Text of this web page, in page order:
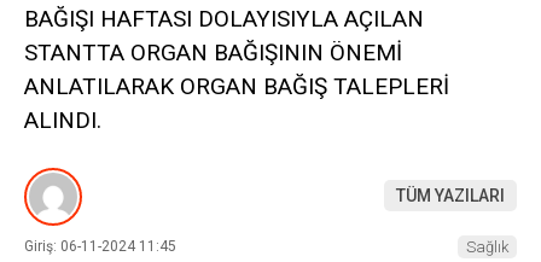
BAĞIŞI HAFTASI DOLAYISIYLA AÇILAN
STANTTA ORGAN BAĞIŞININ ÖNEMİ
ANLATILARAK ORGAN BAĞIŞ TALEPLERİ
ALINDI.
TÜM YAZILARI
Giriş: 06-11-2024 11:45 Sağlık